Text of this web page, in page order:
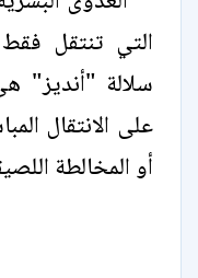
التي تنتقل
سلالة "أنديز"
على الانتقال
أو المخالطة